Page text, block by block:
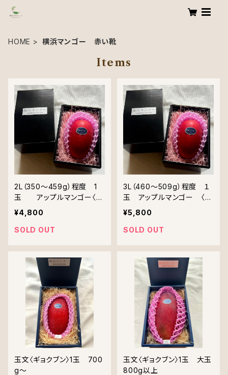
HOME 横浜マンゴー 赤い靴
Items
2L（350〜459g）程度 1
玉 アップルマンゴー〈メ
ラウィン又はアーウィン〉
¥4,800
SOLD OUT
3L（460〜509g）程度 １
玉 アップルマンゴー 〈メ
ラウィン又はアーウィン〉
¥5,800
SOLD OUT
玉文〈ギョクブン〉1玉 700
g〜
玉文〈ギョクブン〉1玉 大玉
800g以上